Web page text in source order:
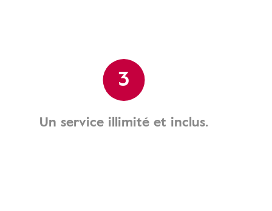
3
Un service illimité et inclus.